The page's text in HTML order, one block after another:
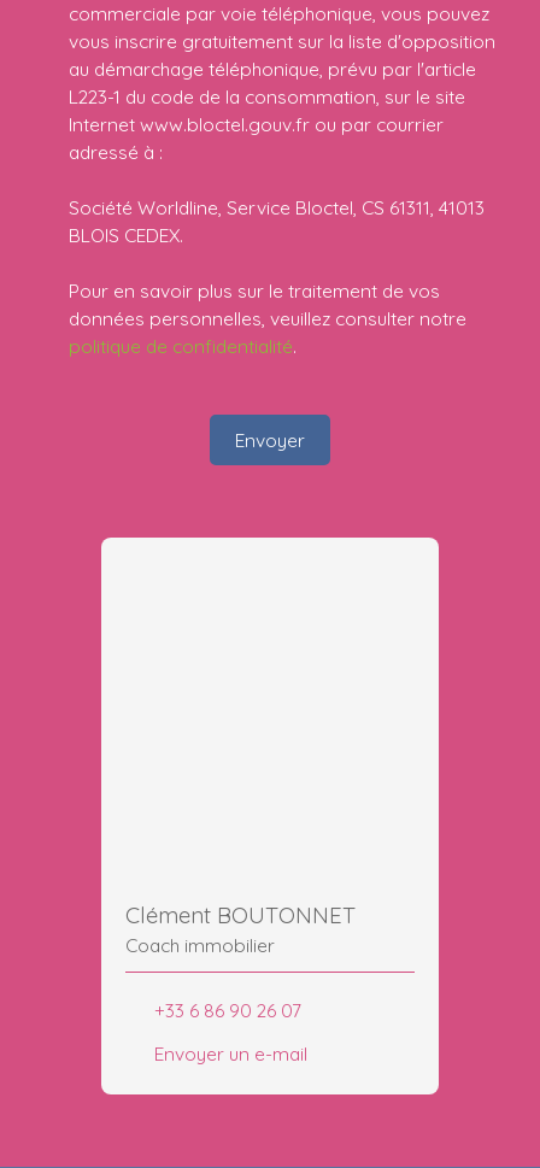
commerciale par voie téléphonique, vous pouvez
vous inscrire gratuitement sur la liste d'opposition
au démarchage téléphonique, prévu par l'article
L223-1 du code de la consommation, sur le site
Internet www.bloctel.gouv.fr ou par courrier
adressé à :
Société Worldline, Service Bloctel, CS 61311, 41013
BLOIS CEDEX.
Pour en savoir plus sur le traitement de vos
données personnelles, veuillez consulter notre
politique de confidentialité.
Envoyer
Clément BOUTONNET
Coach immobilier
+33 6 86 90 26 07
Envoyer un e-mail